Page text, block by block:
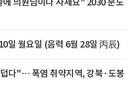
의원님이나 사세요" 2030 분노
일 월요일 (음력 6월 28일 丙辰)
다"… 폭염 취약지역, 강북·도봉